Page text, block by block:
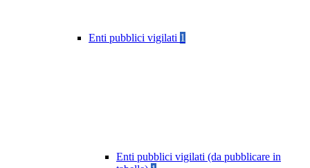
Enti pubblici vigilati 1
Enti pubblici vigilati (da pubblicare in